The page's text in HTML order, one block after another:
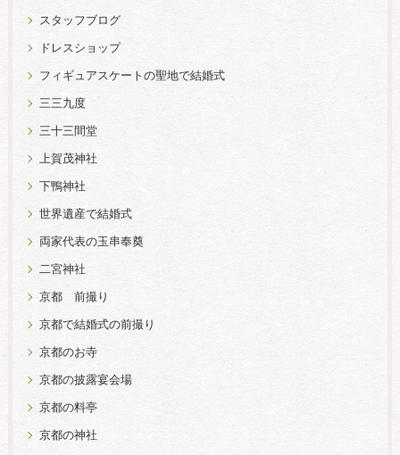
スタッフブログ
ドレスショップ
フィギュアスケートの聖地で結婚式
三三九度
三十三間堂
上賀茂神社
下鴨神社
世界遺産で結婚式
両家代表の玉串奉奠
二宮神社
京都 前撮り
京都で結婚式の前撮り
京都のお寺
京都の披露宴会場
京都の料亭
京都の神社